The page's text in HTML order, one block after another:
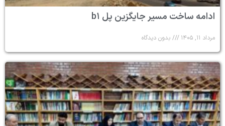
ادامه ساخت مسیر جایگزین پل b۱
مرداد ۱۱, ۱۴۰۵ بدون دیدگاه